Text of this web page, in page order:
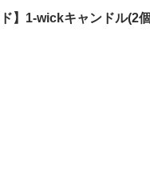
ド】1-wickキャンドル(2